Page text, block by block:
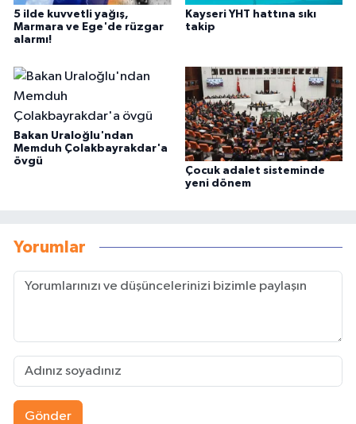
5 ilde kuvvetli yağış,
Marmara ve Ege'de rüzgar
alarmı!
Kayseri YHT hattına sıkı
takip
Bakan Uraloğlu'ndan
Memduh Çolakbayrakdar'a
övgü
Çocuk adalet sisteminde
yeni dönem
Yorumlar
Gönder